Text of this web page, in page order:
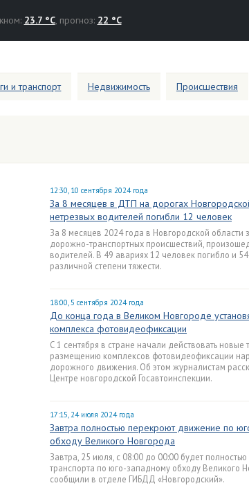
23.7 °C, прогноз: 22 °C
и транспорт Недвижимость Происшествия
12:30, 10 сентября 2024 года
За 8 месяцев в ДТП на дорогах
нетрезвых водителей погибли 12 человек
За 8 месяцев 2024 года в Новгородской области
дорожно-транспортных происшествий,
водителей. В 49 авариях 12 человек погибло и
различной степени тяжести.
18:00, 5 сентября 2024 года
До конца года в Великом Новгороде
комплекса фотовидеофиксации
С 1 сентября в стране начали действовать новые
размещению комплексов фотовидеофиксации
дорожного движения. Об этом журналистам
Центре новгородской Госавтоинспекции.
17:15, 24 июля 2024 года
Завтра полностью перекроют движение по
обходу Великого Новгорода
Завтра, 25 июля, с 08:00 до 00:00 будет
транспорта по юго-западному обходу Великого
сообщили в отделе ГИБДД «Новгородский».